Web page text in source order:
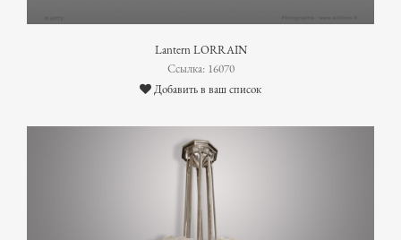
Lantern LORRAIN
Ссылка: 16070
Добавить в ваш список